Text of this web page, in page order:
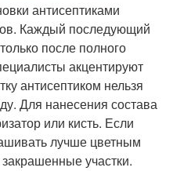
антисептиками
Каждый последующий
после полного
акцентируют
антисептиком нельзя
Для нанесения состава
или кисть. Если
лучше цветным
участки.